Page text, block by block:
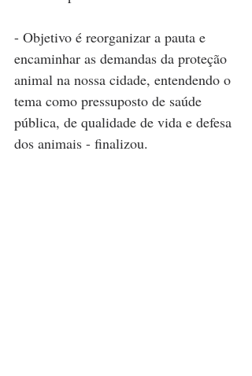
- Objetivo é reorganizar a pauta e
encaminhar as demandas da proteção
animal na nossa cidade, entendendo o
tema como pressuposto de saúde
pública, de qualidade de vida e defesa
dos animais - finalizou.